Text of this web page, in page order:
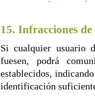
15. Infracciones de
Si cualquier usuario
fuesen, podrá
establecidos,
identificación